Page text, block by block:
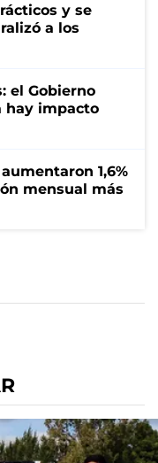
y se
a los
el Gobierno
hay impacto
1,6%
mensual más